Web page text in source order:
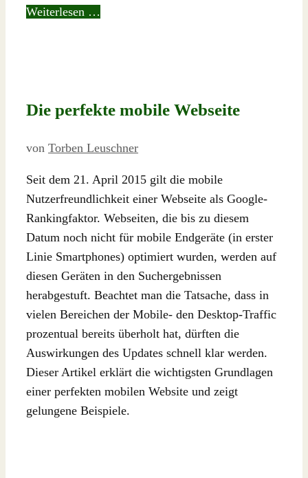
Weiterlesen …
Die perfekte mobile Webseite
von Torben Leuschner
Seit dem 21. April 2015 gilt die mobile
Nutzerfreundlichkeit einer Webseite als Google-
Rankingfaktor. Webseiten, die bis zu diesem
Datum noch nicht für mobile Endgeräte (in erster
Linie Smartphones) optimiert wurden, werden auf
diesen Geräten in den Suchergebnissen
herabgestuft. Beachtet man die Tatsache, dass in
vielen Bereichen der Mobile- den Desktop-Traffic
prozentual bereits überholt hat, dürften die
Auswirkungen des Updates schnell klar werden.
Dieser Artikel erklärt die wichtigsten Grundlagen
einer perfekten mobilen Website und zeigt
gelungene Beispiele.